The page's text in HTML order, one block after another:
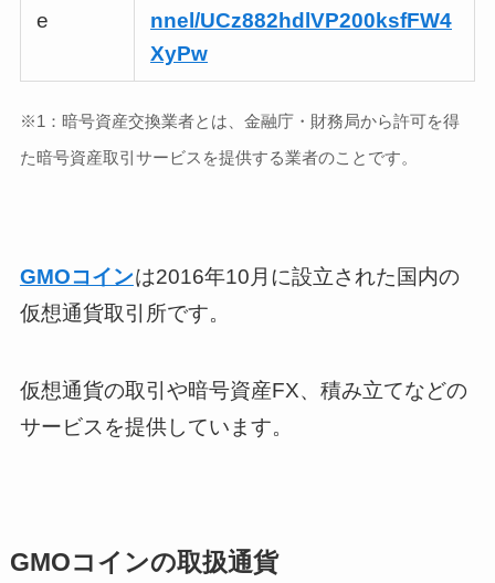
e
nnel/UCz882hdlVP200ksfFW4
XyPw
※1：暗号資産交換業者とは、金融庁・財務局から許可を得
た暗号資産取引サービスを提供する業者のことです。
GMOコインは2016年10月に設立された国内の
仮想通貨取引所です。
仮想通貨の取引や暗号資産FX、積み立てなどの
サービスを提供しています。
GMOコインの取扱通貨